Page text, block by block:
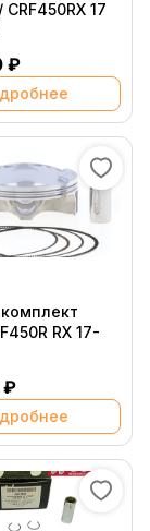
CRF450RX 17
₽
RX 17-
₽